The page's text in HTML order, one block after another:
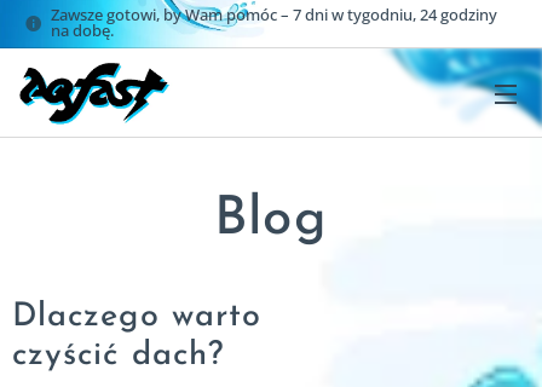
Zawsze gotowi, by Wam pomóc – 7 dni w tygodniu, 24 godziny
na dobę.
Blog
Dlaczego warto
czyścić dach?